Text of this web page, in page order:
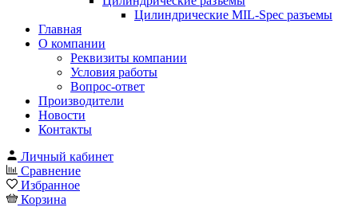
Цилиндрические MIL-Spec разъемы
Главная
О компании
Реквизиты компании
Условия работы
Вопрос-ответ
Производители
Новости
Контакты
Личный кабинет
Сравнение
Избранное
Корзина